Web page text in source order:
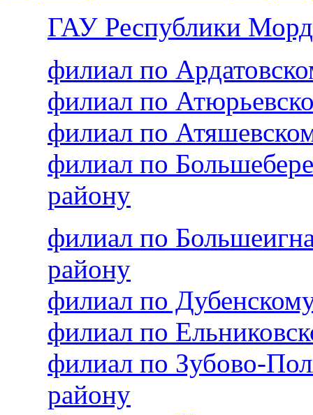
ГАУ Республики
филиал по
филиал по
филиал по
филиал по
району
филиал по
району
филиал по
филиал по
филиал по Зубово-
району